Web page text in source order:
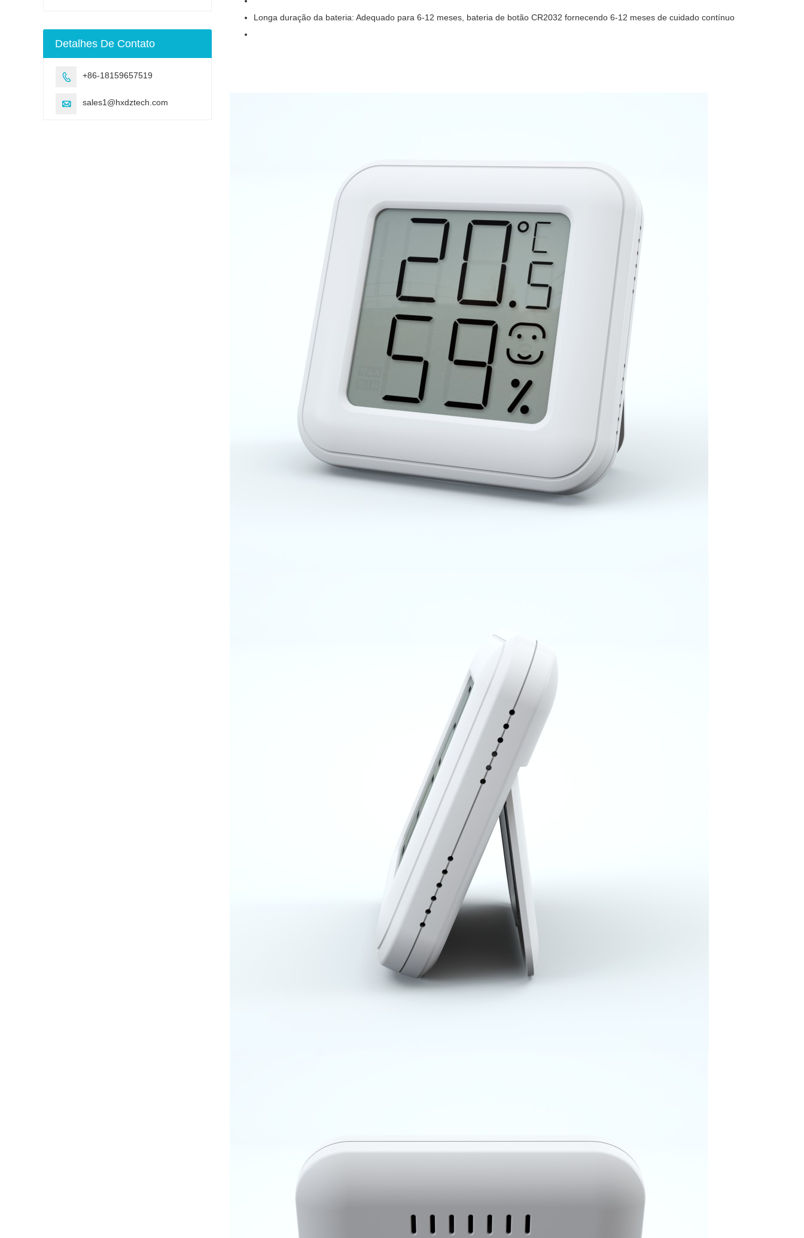
Longa duração da bateria: Adequado para 6-12 meses, bateria de botão CR2032 fornecendo 6-12 meses de cuidado contínuo
Detalhes De Contato
 +86-18159657519
 sales1@hxdztech.com